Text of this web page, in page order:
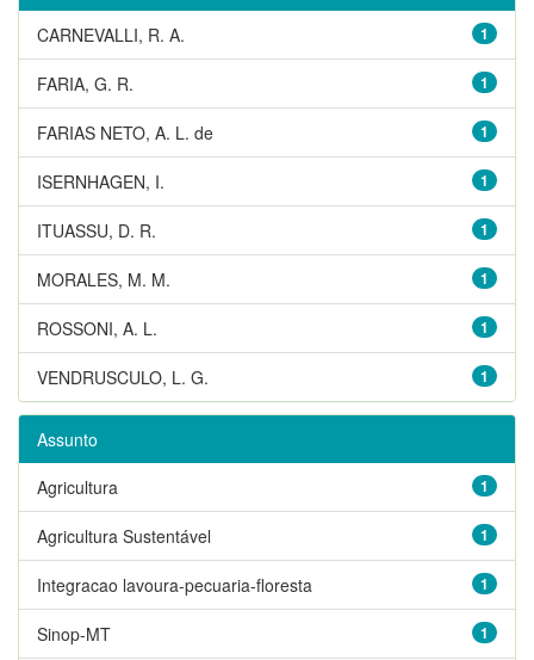
1
CARNEVALLI, R. A.
1
FARIA, G. R.
1
FARIAS NETO, A. L. de
1
ISERNHAGEN, I.
1
ITUASSU, D. R.
1
MORALES, M. M.
1
ROSSONI, A. L.
1
VENDRUSCULO, L. G.
Assunto
1
Agricultura
1
Agricultura Sustentável
1
Integracao lavoura-pecuaria-floresta
1
Sinop-MT